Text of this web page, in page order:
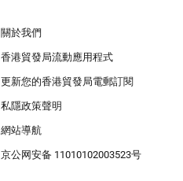
關於我們
香港貿發局流動應用程式
更新您的香港貿發局電郵訂閱
私隱政策聲明
網站導航
京公网安备 11010102003523号